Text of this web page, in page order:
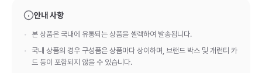
안내 사항
본 상품은 국내에 유통되는 상품을 셀렉하여 발송됩니다.
국내 상품의 경우 구성품은 상품마다 상이하며, 브랜드 박스 및 개런티 카
드 등이 포함되지 않을 수 있습니다.